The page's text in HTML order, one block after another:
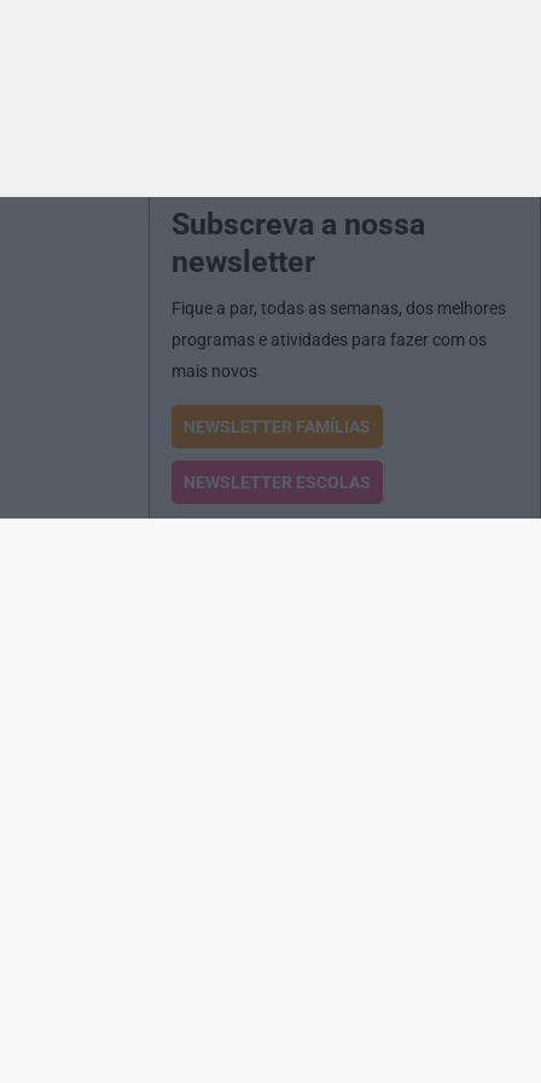
Subscreva a nossa
newsletter
Fique a par, todas as semanas, dos melhores
programas e atividades para fazer com os
mais novos
NEWSLETTER FAMÍLIAS
NEWSLETTER ESCOLAS